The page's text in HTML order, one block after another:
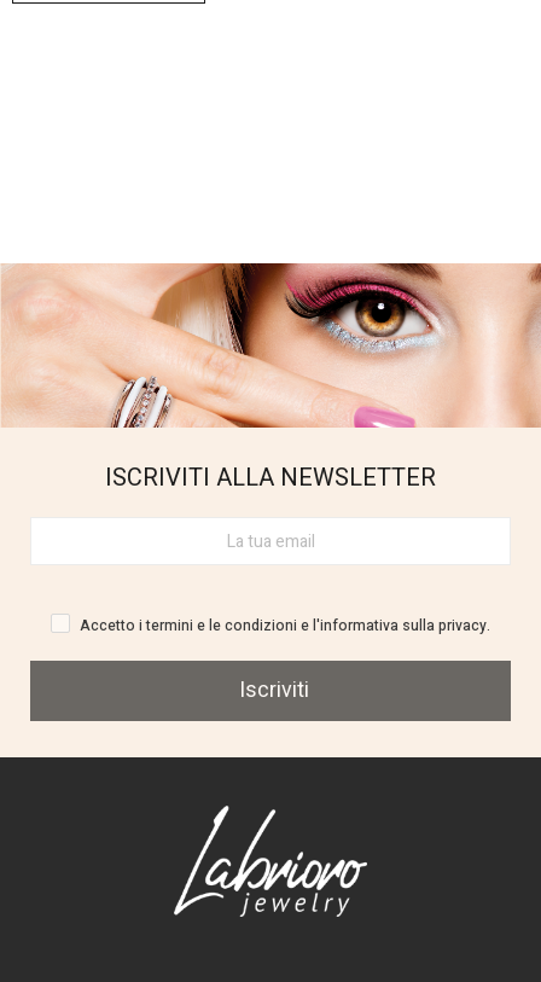
ISCRIVITI ALLA NEWSLETTER
Iscriviti
Accetto i termini e le condizioni e l'informativa sulla privacy.